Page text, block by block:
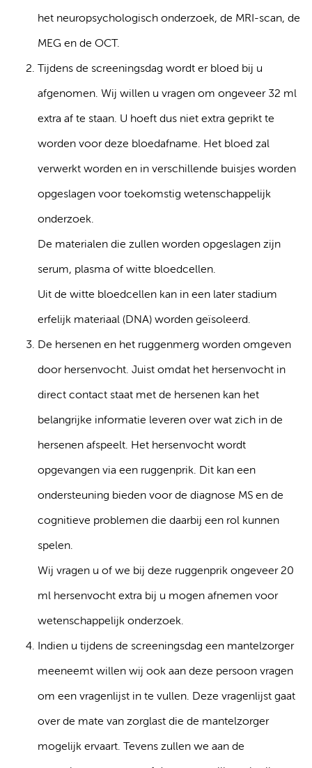
het neuropsychologisch onderzoek, de MRI-scan, de
MEG en de OCT.
Tijdens de screeningsdag wordt er bloed bij u
afgenomen. Wij willen u vragen om ongeveer 32 ml
extra af te staan. U hoeft dus niet extra geprikt te
worden voor deze bloedafname. Het bloed zal
verwerkt worden en in verschillende buisjes worden
opgeslagen voor toekomstig wetenschappelijk
onderzoek.
De materialen die zullen worden opgeslagen zijn
serum, plasma of witte bloedcellen.
Uit de witte bloedcellen kan in een later stadium
erfelijk materiaal (DNA) worden geïsoleerd.
De hersenen en het ruggenmerg worden omgeven
door hersenvocht. Juist omdat het hersenvocht in
direct contact staat met de hersenen kan het
belangrijke informatie leveren over wat zich in de
hersenen afspeelt. Het hersenvocht wordt
opgevangen via een ruggenprik. Dit kan een
ondersteuning bieden voor de diagnose MS en de
cognitieve problemen die daarbij een rol kunnen
spelen.
Wij vragen u of we bij deze ruggenprik ongeveer 20
ml hersenvocht extra bij u mogen afnemen voor
wetenschappelijk onderzoek.
Indien u tijdens de screeningsdag een mantelzorger
meeneemt willen wij ook aan deze persoon vragen
om een vragenlijst in te vullen. Deze vragenlijst gaat
over de mate van zorglast die de mantelzorger
mogelijk ervaart. Tevens zullen we aan de